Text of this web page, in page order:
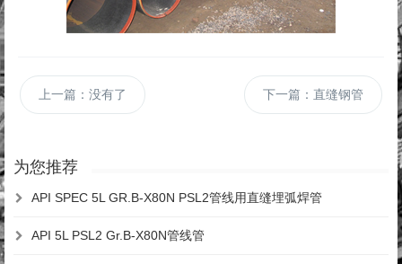
上一篇：没有了 下一篇：直缝钢管
为您推荐
API SPEC 5L GR.B-X80N PSL2管线用直缝埋弧焊管
API 5L PSL2 Gr.B-X80N管线管